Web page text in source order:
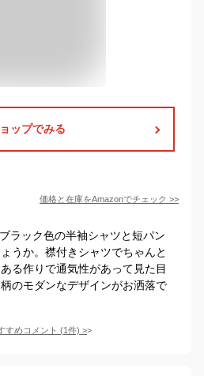
ップでみる
価格と在庫をAmazonでチェック >>
ラック色の半袖シャツと短パン
うか。襟付きシャツでちゃんと
る作りで通気性があって見た目
のモダンなデザインがお洒落で
すめコメント (1件) >